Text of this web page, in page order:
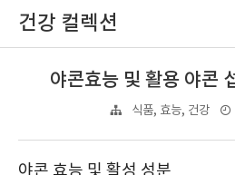
건강 컬렉션
야콘효능 및 활용 야콘
식품, 효능, 건강
야콘 효능 및 활성 성분